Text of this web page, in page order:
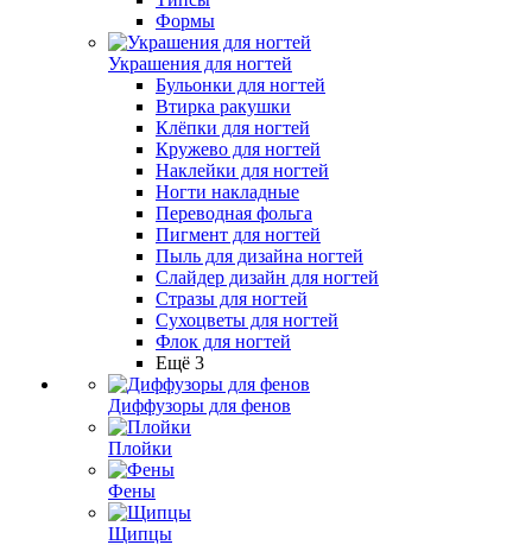
Формы
Украшения для ногтей
Бульонки для ногтей
Втирка ракушки
Клёпки для ногтей
Кружево для ногтей
Наклейки для ногтей
Ногти накладные
Переводная фольга
Пигмент для ногтей
Пыль для дизайна ногтей
Слайдер дизайн для ногтей
Стразы для ногтей
Сухоцветы для ногтей
Флок для ногтей
Ещё 3
Диффузоры для фенов
Плойки
Фены
Щипцы